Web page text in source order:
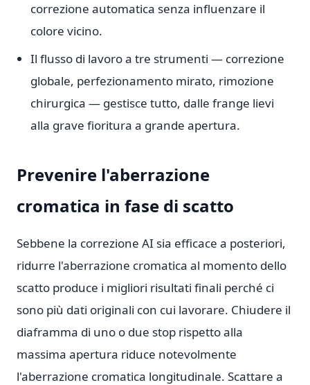
correzione automatica senza influenzare il
colore vicino.
Il flusso di lavoro a tre strumenti — correzione
globale, perfezionamento mirato, rimozione
chirurgica — gestisce tutto, dalle frange lievi
alla grave fioritura a grande apertura.
Prevenire l'aberrazione
cromatica in fase di scatto
Sebbene la correzione AI sia efficace a posteriori,
ridurre l'aberrazione cromatica al momento dello
scatto produce i migliori risultati finali perché ci
sono più dati originali con cui lavorare. Chiudere il
diaframma di uno o due stop rispetto alla
massima apertura riduce notevolmente
l'aberrazione cromatica longitudinale. Scattare a